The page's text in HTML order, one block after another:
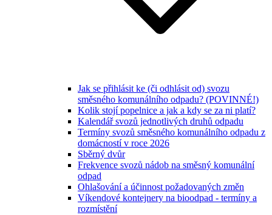
Jak se přihlásit ke (či odhlásit od) svozu
směsného komunálního odpadu? (POVINNÉ!)
Kolik stojí popelnice a jak a kdy se za ni platí?
Kalendář svozů jednotlivých druhů odpadu
Termíny svozů směsného komunálního odpadu z
domácností v roce 2026
Sběrný dvůr
Frekvence svozů nádob na směsný komunální
odpad
Ohlašování a účinnost požadovaných změn
Víkendové kontejnery na bioodpad - termíny a
rozmístění